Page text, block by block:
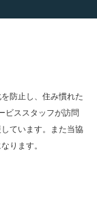
フッターバー」
防止し、住み慣れた
ビススタッフが訪問
ています。また当協
ります。